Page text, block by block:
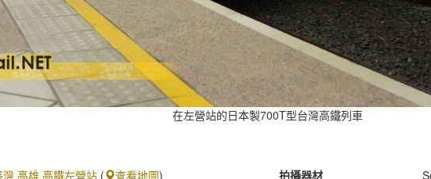
在左營站的日本製700T型台灣高鐵列車
灣 高雄 高鐵左營站 ( 查看地圖) 拍攝器材